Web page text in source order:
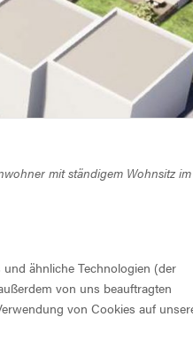
mit ständigem Wohnsitz im
ähnliche Technologien (der
von uns beauftragten
von Cookies auf